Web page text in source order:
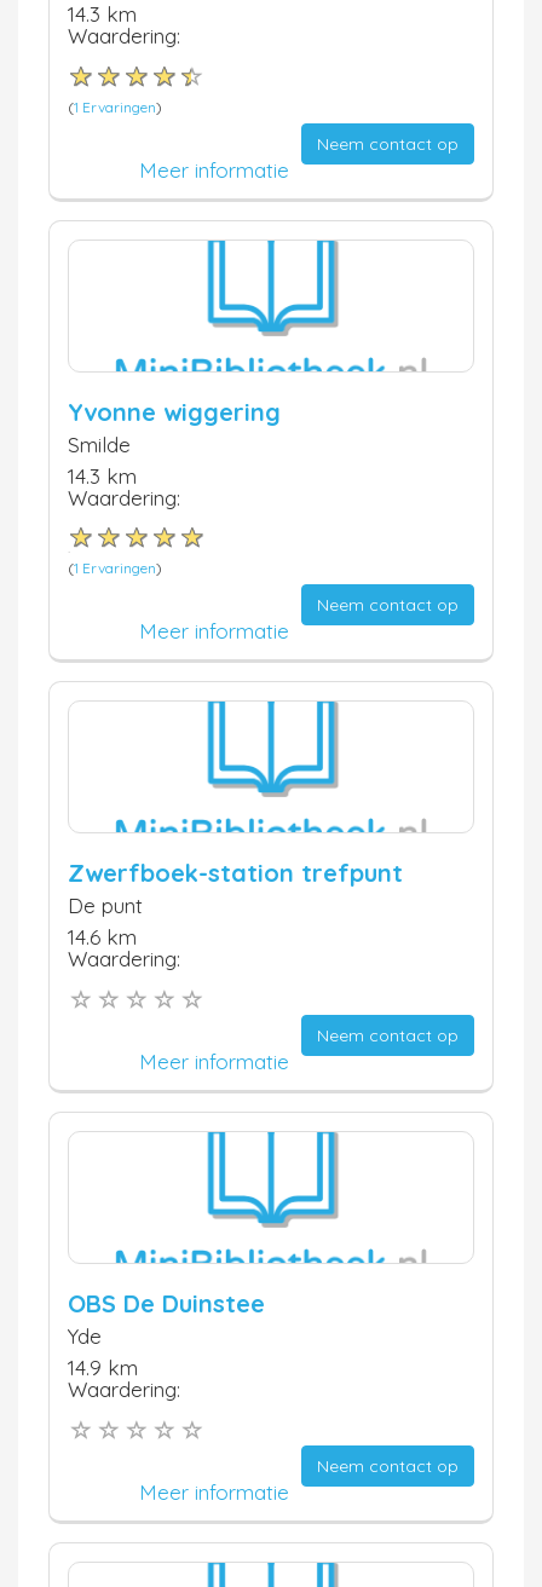
14.3 km
Waardering:
(1 Ervaringen)
Neem contact op
Meer informatie
Yvonne wiggering
Smilde
14.3 km
Waardering:
(1 Ervaringen)
Neem contact op
Meer informatie
Zwerfboek-station trefpunt
De punt
14.6 km
Waardering:
Neem contact op
Meer informatie
OBS De Duinstee
Yde
14.9 km
Waardering:
Neem contact op
Meer informatie